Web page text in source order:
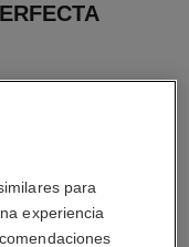
para
experiencia